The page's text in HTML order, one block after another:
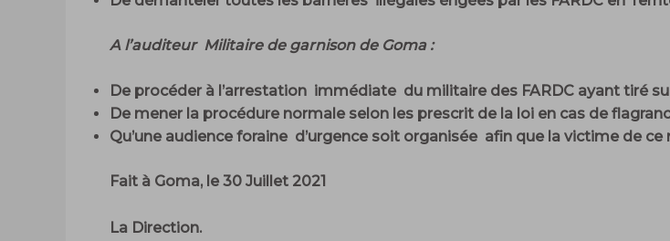
A l’auditeur Militaire de garnison de Goma :
De procéder à l’arrestation immédiate du militaire des FARDC ayant tiré
De mener la procédure normale selon les prescrit de la loi en cas de
Qu’une audience foraine d’urgence soit organisée afin que la victime de
Fait à Goma, le 30 Juillet 2021
La Direction.